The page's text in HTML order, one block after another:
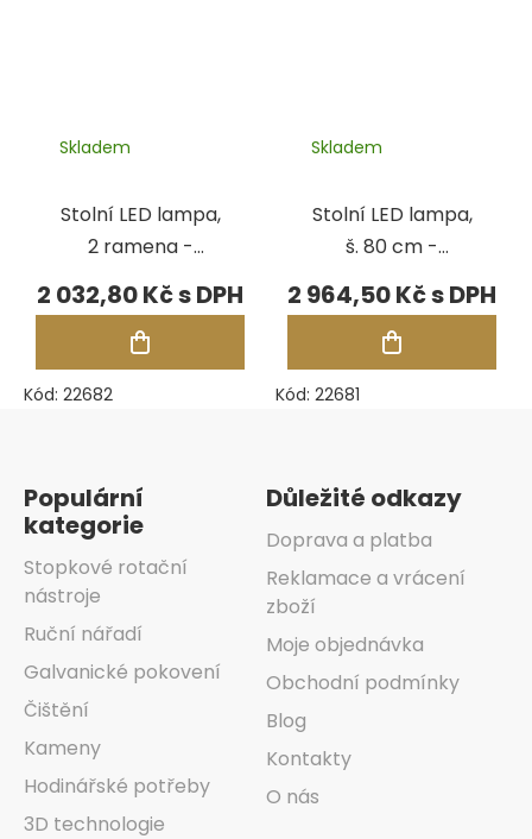
Stolní LED lampa,
2 ramena -
černá/lesk
Skladem
2 032,80 Kč
Kód: 22682
Stolní LED lampa,
š. 80 cm -
černá/lesk
Skladem
2 964,50 Kč
Kód: 22681
Populární
kategorie
Stopkové rotační
nástroje
Ruční nářadí
Galvanické pokovení
Čištění
Kameny
Hodinářské potřeby
3D technologie
Důležité odkazy
Doprava a platba
Reklamace a vrácení
zboží
Moje objednávka
Obchodní podmínky
Blog
Kontakty
O nás